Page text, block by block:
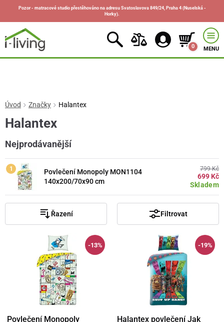
Pozor - matracové studio přestěhováno na adresu Svatoslavova 849/24, Praha 4 (Nuselská -
Horky).
0 MENU
Úvod Značky Halantex
Halantex
Nejprodávanější
Povlečení Monopoly MON1104
140x200/70x90 cm
Skladem
799 Kč
699 Kč
Řazení Filtrovat
-13%
Povlečení Monopoly
-19%
Halantex povlečení Jak